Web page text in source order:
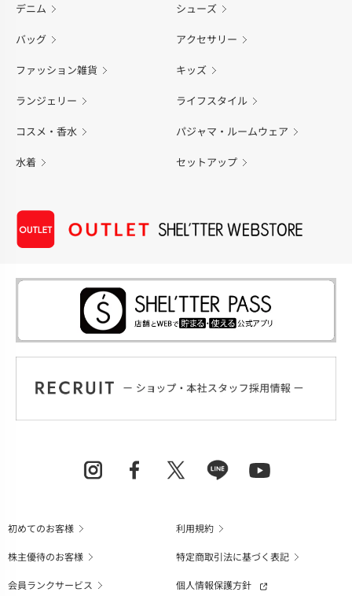
デニム シューズ
バッグ アクセサリー
ファッション雑貨 キッズ
ランジェリー ライフスタイル
コスメ・香水 パジャマ・ルームウェア
水着 セットアップ
初めてのお客様
利用規約
株主優待のお客様
特定商取引法に基づく表記
会員ランクサービス
個人情報保護方針